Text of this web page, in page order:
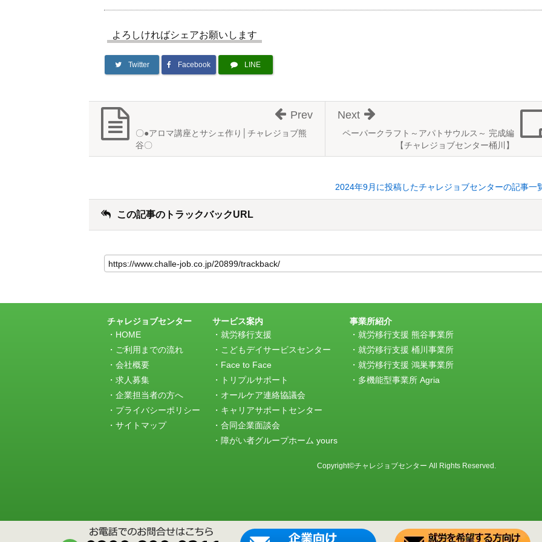
よろしければシェアお願いします
Twitter Facebook LINE
ペーパークラフト～アパトサウルス～ 完成編
【チャレジョブセンター桶川】
Next
〇●アロマ講座とサシェ作り│チャレジョブ熊
谷〇
Prev
2024年9月に投稿したチャレジョブセンターの記事一
この記事のトラックバックURL
の
記
ラ
ッ
ク
URL
チャレジョブセンター
HOME
ご利用までの流れ
会社概要
求人募集
企業担当者の方へ
プライバシーポリシー
サイトマップ
サービス案内
就労移行支援
こどもデイサービスセンター
Face to Face
トリプルサポート
オールケア連絡協議会
キャリアサポートセンター
合同企業面談会
障がい者グループホーム yours
事業所紹介
就労移行支援 熊谷事業所
就労移行支援 桶川事業所
就労移行支援 鴻巣事業所
多機能型事業所 Agria
Copyright©チャレジョブセンター All Rights Reserved.